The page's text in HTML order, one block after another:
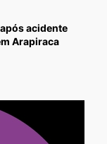
acidente
Arapiraca